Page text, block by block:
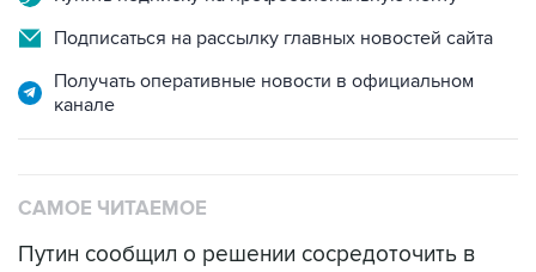
Подписаться на рассылку главных новостей сайта
Получать оперативные новости в официальном
канале
САМОЕ ЧИТАЕМОЕ
Путин сообщил о решении сосредоточить в